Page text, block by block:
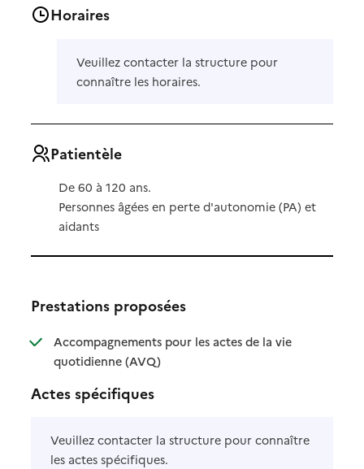
Horaires
Veuillez contacter la structure pour
connaître les horaires.
Patientèle
De 60 à 120 ans.
Personnes âgées en perte d'autonomie (PA) et
aidants
Prestations proposées
Accompagnements pour les actes de la vie
quotidienne (AVQ): disponible
: non disponible
Actes spécifiques
Veuillez contacter la structure pour connaître
les actes spécifiques.